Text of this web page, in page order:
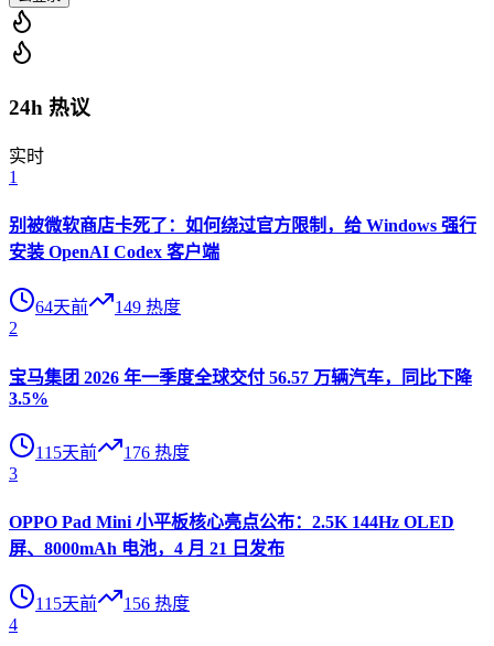
24h 热议
实时
1
别被微软商店卡死了：如何绕过官方限制，给 Windows 强行
安装 OpenAI Codex 客户端
64天前 149 热度
2
宝马集团 2026 年一季度全球交付 56.57 万辆汽车，同比下降
3.5%
115天前 176 热度
3
OPPO Pad Mini 小平板核心亮点公布：2.5K 144Hz OLED
屏、8000mAh 电池，4 月 21 日发布
115天前 156 热度
4